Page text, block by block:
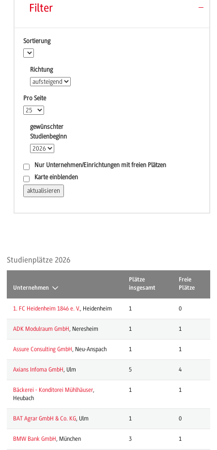
Filter
Sortierung
Richtung
Pro Seite
gewünschter
Studienbeginn
Nur Unternehmen/Einrichtungen mit freien Plätzen
Karte einblenden
Studienplätze 2026
Unternehmen
Plätze
insgesamt
Freie
Plätze
1. FC Heidenheim 1846 e. V., Heidenheim 1 0
ADK Modulraum GmbH, Neresheim 1 1
Assure Consulting GmbH, Neu-Anspach 1 1
Axians Infoma GmbH, Ulm 5 4
Bäckerei - Konditorei Mühlhäuser,
Heubach
1 1
BAT Agrar GmbH & Co. KG, Ulm 1 0
BMW Bank GmbH, München 3 1